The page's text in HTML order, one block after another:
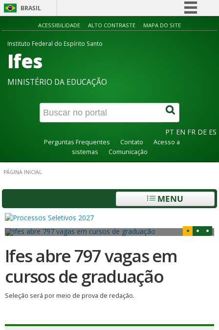
BRASIL
Simplifique!
Canais
ACESSIBILIDADE ALTO CONTRASTE MAPA DO SITE
Instituto Federal do Espírito Santo
Ifes
MINISTÉRIO DA EDUCAÇÃO
PT EN FR DE ES
Perguntas Frequentes Contato
Acesso a
sistemas
Comunicação
PÁGINA INICIAL
MENU
Ifes abre 797 vagas em
cursos de graduação
Seleção será por meio de prova de redação.